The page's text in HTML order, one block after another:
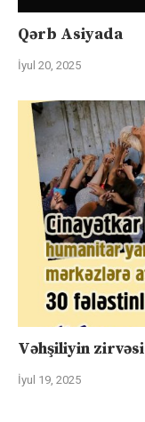
Qərb Asiyada
İyul 20, 2025
Vəhşiliyin zirvəsi
İyul 19, 2025